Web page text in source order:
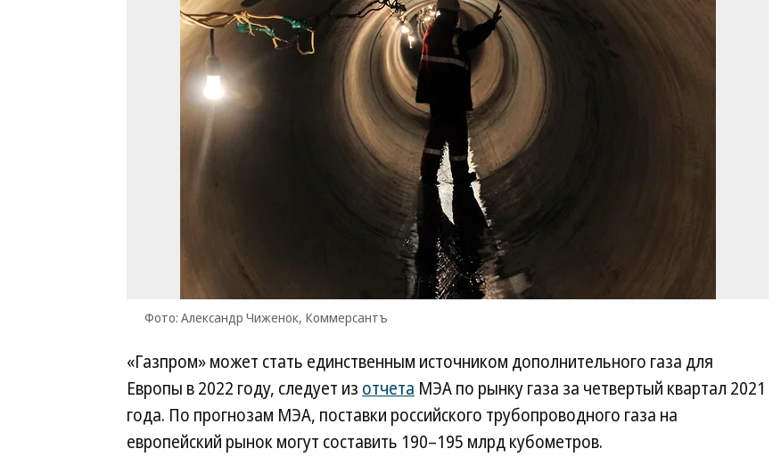
Фото: Александр Чиженок, Коммерсантъ
«Газпром» может стать единственным источником дополнительного газа для
Европы в 2022 году, следует из отчета МЭА по рынку газа за четвертый квартал 2021
года. По прогнозам МЭА, поставки российского трубопроводного газа на
европейский рынок могут составить 190–195 млрд кубометров.